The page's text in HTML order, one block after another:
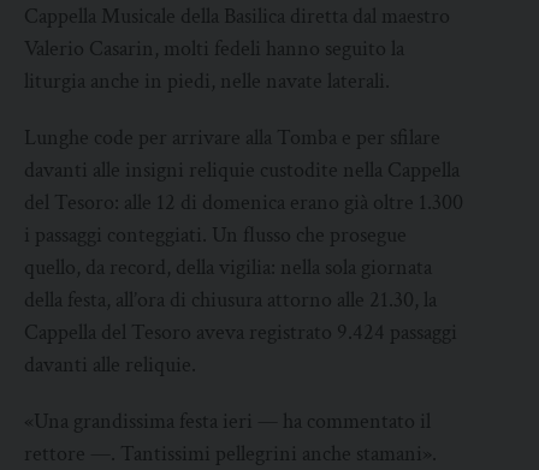
Cappella Musicale della Basilica diretta dal maestro
Valerio Casarin, molti fedeli hanno seguito la
liturgia anche in piedi, nelle navate laterali.
Lunghe code per arrivare alla Tomba e per sfilare
davanti alle insigni reliquie custodite nella Cappella
del Tesoro: alle 12 di domenica erano già oltre 1.300
i passaggi conteggiati. Un flusso che prosegue
quello, da record, della vigilia: nella sola giornata
della festa, all’ora di chiusura attorno alle 21.30, la
Cappella del Tesoro aveva registrato 9.424 passaggi
davanti alle reliquie.
«Una grandissima festa ieri — ha commentato il
rettore —. Tantissimi pellegrini anche stamani».